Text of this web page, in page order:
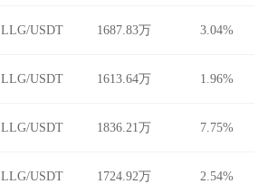
LLG/USDT 1687.83万 3.04%
LLG/USDT 1613.64万 1.96%
LLG/USDT 1836.21万 7.75%
LLG/USDT 1724.92万 2.54%